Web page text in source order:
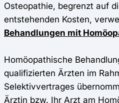
Osteopathie, begrenzt auf
entstehenden Kosten,
Behandlungen mit
Homöopathische
qualifizierten Ärzten im
Selektivvertrages
Ärztin bzw. Ihr Arzt am